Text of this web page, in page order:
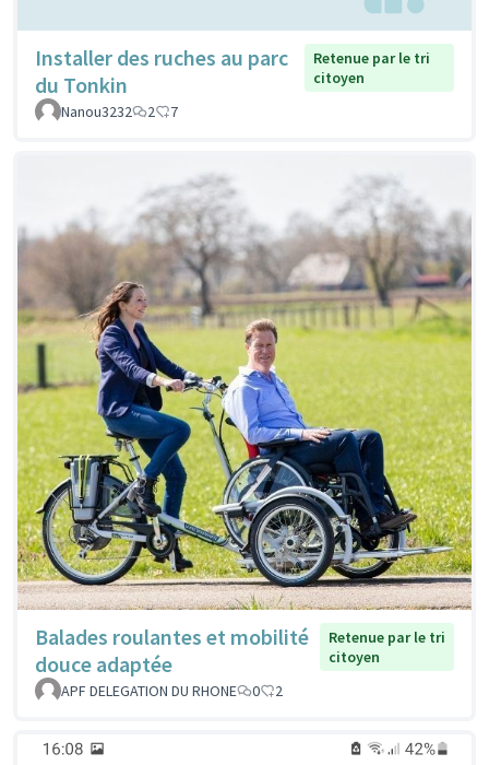
Installer des ruches au parc
du Tonkin
Retenue par le tri
citoyen
Nanou3232
2 7
Balades roulantes et mobilité
douce adaptée
Retenue par le tri
citoyen
APF DELEGATION DU RHONE
0 2